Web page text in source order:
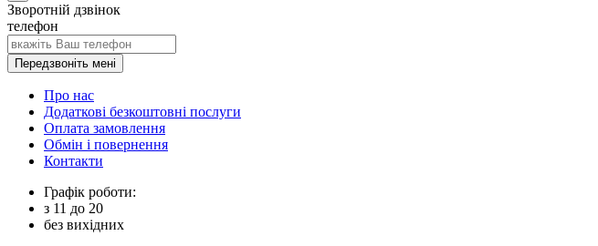
Зворотній дзвінок
телефон
Передзвоніть мені
Про нас
Додаткові безкоштовні послуги
Оплата замовлення
Обмін і повернення
Контакти
Графік роботи:
з 11 до 20
без вихідних